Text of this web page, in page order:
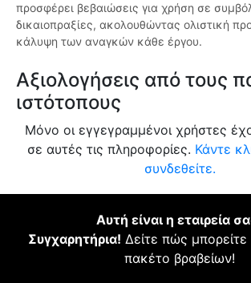
προσφέρει βεβαιώσεις για χρήση σε
δικαιοπραξίες, ακολουθώντας ολιστική
κάλυψη των αναγκών κάθε έργου.
Αξιολογήσεις από τους
ιστότοπους
Μόνο οι εγγεγραμμένοι χρήστες
σε αυτές τις πληροφορίες. Κάντε
συνδεθείτε.
Αυτή είναι η εταιρεία
Συγχαρητήρια! Δείτε πώς
πακέτο βραβείων!